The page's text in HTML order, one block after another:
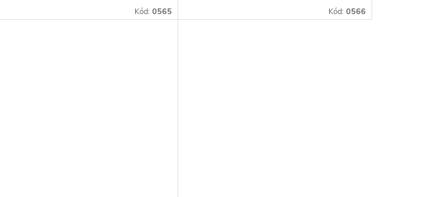
Kód: 0565 Kód: 0566